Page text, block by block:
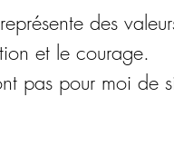
des
et le courage.
pas pour moi de